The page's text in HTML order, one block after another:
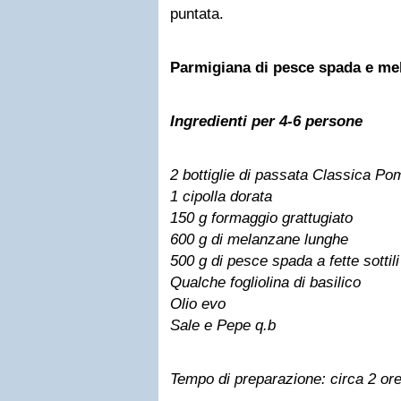
puntata.
Parmigiana di pesce spada e
Ingredienti per 4-6 persone
2 bottiglie di passata Classica
1 cipolla dorata
150 g formaggio grattugiato
600 g di melanzane lunghe
500 g di pesce spada a fette sottili
Qualche fogliolina di basilico
Olio evo
Sale e Pepe q.b
Tempo di preparazione: circa 2 ore